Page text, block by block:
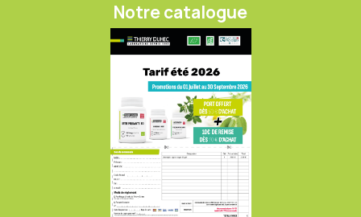
Notre catalogue